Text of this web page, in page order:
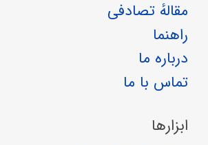
مقالهٔ تصادفی
راهنما
درباره ما
تماس با ما
ابزارها